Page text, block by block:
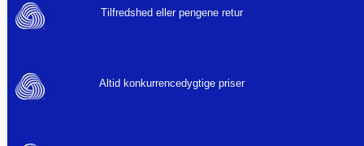
Tilfredshed eller pengene retur
Altid konkurrencedygtige priser